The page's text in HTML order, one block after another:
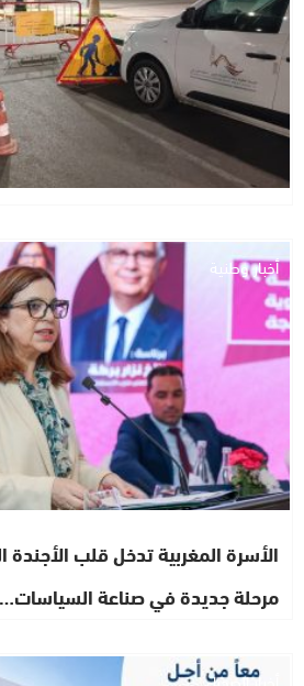
أخبار وطنية
الأسرة المغربية تدخل قلب
مرحلة جديدة في صناعة السياسات…